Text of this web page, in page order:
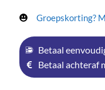
Groepskorting?
Betaal
Betaal achteraf